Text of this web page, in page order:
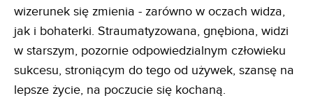
wizerunek się zmienia - zarówno w oczach widza,
jak i bohaterki. Straumatyzowana, gnębiona, widzi
w starszym, pozornie odpowiedzialnym człowieku
sukcesu, stroniącym do tego od używek, szansę na
lepsze życie, na poczucie się kochaną.